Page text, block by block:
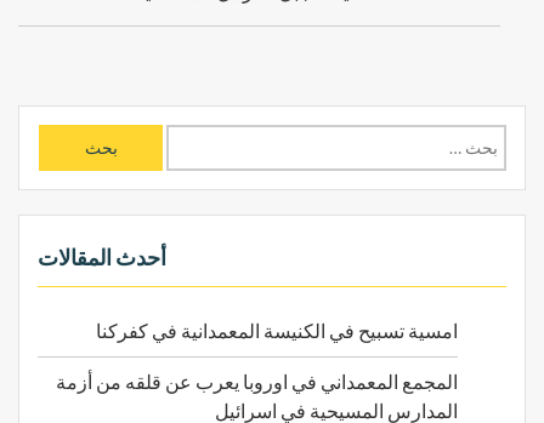
ا
ل
ت
ل
ب
ع
أحدث المقالات
امسية تسبيح في الكنيسة المعمدانية في كفركنا
المجمع المعمداني في اوروبا يعرب عن قلقه من أزمة
المدارس المسيحية في اسرائيل